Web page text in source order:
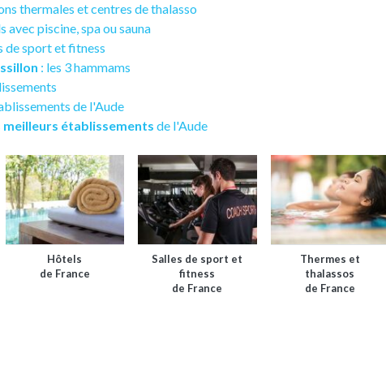
thermales et centres de thalasso
avec piscine, spa ou sauna
de sport et fitness
: les 3 hammams
de l'Aude
meilleurs établissements de l'Aude
Hôtels
de France
Salles de sport et
fitness
de France
Thermes et
thalassos
de France